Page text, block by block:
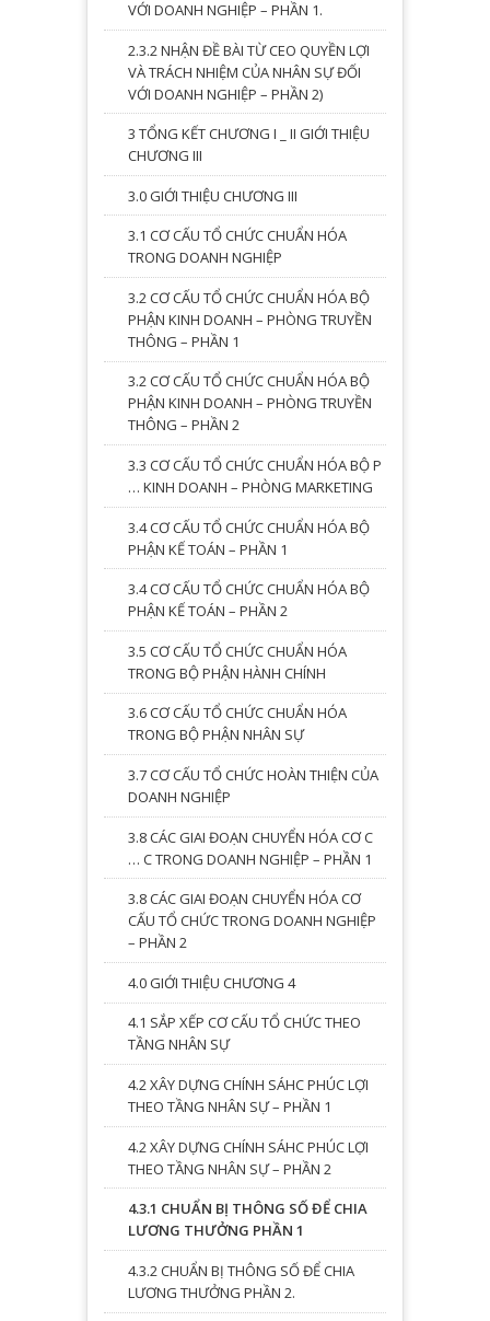
VỚI DOANH NGHIỆP – PHẦN 1.
2.3.2 NHẬN ĐỀ BÀI TỪ CEO QUYỀN LỢI
VÀ TRÁCH NHIỆM CỦA NHÂN SỰ ĐỐI
VỚI DOANH NGHIỆP – PHẦN 2)
3 TỔNG KẾT CHƯƠNG I _ II GIỚI THIỆU
CHƯƠNG III
3.0 GIỚI THIỆU CHƯƠNG III
3.1 CƠ CẤU TỔ CHỨC CHUẨN HÓA
TRONG DOANH NGHIỆP
3.2 CƠ CẤU TỔ CHỨC CHUẨN HÓA BỘ
PHẬN KINH DOANH – PHÒNG TRUYỀN
THÔNG – PHẦN 1
3.2 CƠ CẤU TỔ CHỨC CHUẨN HÓA BỘ
PHẬN KINH DOANH – PHÒNG TRUYỀN
THÔNG – PHẦN 2
3.3 CƠ CẤU TỔ CHỨC CHUẨN HÓA BỘ P
… KINH DOANH – PHÒNG MARKETING
3.4 CƠ CẤU TỔ CHỨC CHUẨN HÓA BỘ
PHẬN KẾ TOÁN – PHẦN 1
3.4 CƠ CẤU TỔ CHỨC CHUẨN HÓA BỘ
PHẬN KẾ TOÁN – PHẦN 2
3.5 CƠ CẤU TỔ CHỨC CHUẨN HÓA
TRONG BỘ PHẬN HÀNH CHÍNH
3.6 CƠ CẤU TỔ CHỨC CHUẨN HÓA
TRONG BỘ PHẬN NHÂN SỰ
3.7 CƠ CẤU TỔ CHỨC HOÀN THIỆN CỦA
DOANH NGHIỆP
3.8 CÁC GIAI ĐOẠN CHUYỂN HÓA CƠ C
… C TRONG DOANH NGHIỆP – PHẦN 1
3.8 CÁC GIAI ĐOẠN CHUYỂN HÓA CƠ
CẤU TỔ CHỨC TRONG DOANH NGHIỆP
– PHẦN 2
4.0 GIỚI THIỆU CHƯƠNG 4
4.1 SẮP XẾP CƠ CẤU TỔ CHỨC THEO
TẦNG NHÂN SỰ
4.2 XÂY DỰNG CHÍNH SÁHC PHÚC LỢI
THEO TẦNG NHÂN SỰ – PHẦN 1
4.2 XÂY DỰNG CHÍNH SÁHC PHÚC LỢI
THEO TẦNG NHÂN SỰ – PHẦN 2
4.3.1 CHUẨN BỊ THÔNG SỐ ĐỂ CHIA
LƯƠNG THƯỞNG PHẦN 1
4.3.2 CHUẨN BỊ THÔNG SỐ ĐỂ CHIA
LƯƠNG THƯỞNG PHẦN 2.